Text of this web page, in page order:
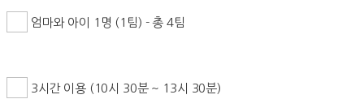
엄마와 아이 1명 (1팀) - 총 4팀
3시간 이용 (10시 30분 ~ 13시 30분)